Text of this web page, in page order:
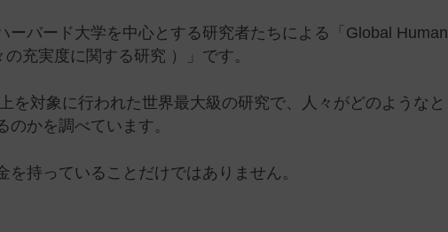
ーバード大学を中心とする研究者たちによる「Global Human
充実度に関する研究 ）」です。
を対象に行われた世界最大級の研究で、人々がどのようなと
のかを調べています。
持っていることだけではありません。